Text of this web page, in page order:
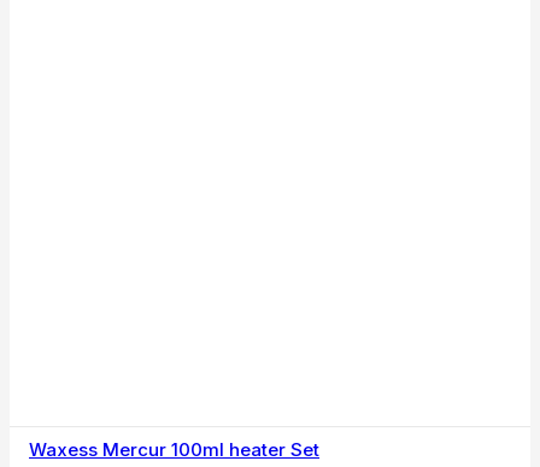
Waxess Mercur 100ml heater Set